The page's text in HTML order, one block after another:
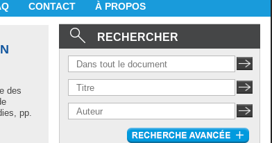
CONTACT À PROPOS
des
pp.
RECHERCHER